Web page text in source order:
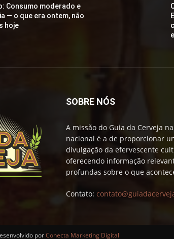
Consumo moderado e
— o que era ontem, não
hoje
SOBRE NÓS
A missão do Guia da Cerveja
nacional é a de proporcionar
divulgação da efervescente
oferecendo informação
profundas sobre o que
Contato:
porConecta Marketing Digital